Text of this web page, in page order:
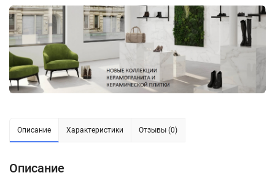
Описание Характеристики Отзывы (0)
Описание